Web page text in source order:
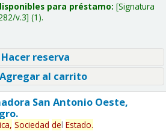
para préstamo: Signatura
v.3 (1).
reserva
al carrito
San Antonio Oeste,
Sociedad del Estado.